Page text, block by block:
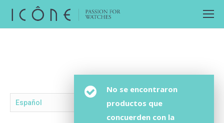
No se encontraron
productos que
concuerden con la
Español